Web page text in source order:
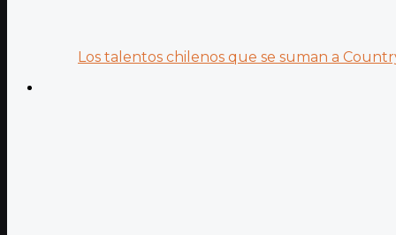
Los talentos chilenos que se suman a